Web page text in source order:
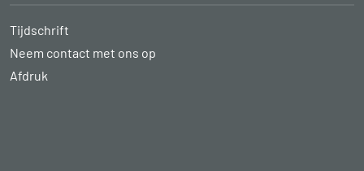
Tijdschrift
Neem contact met ons op
Afdruk